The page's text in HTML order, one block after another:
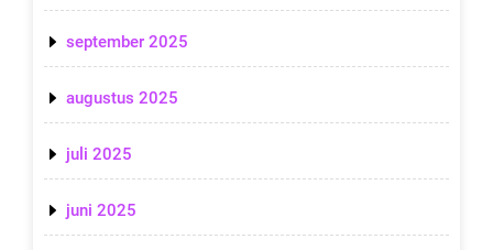
september 2025
augustus 2025
juli 2025
juni 2025